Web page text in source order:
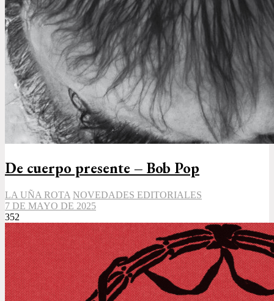
De cuerpo presente – Bob Pop
LA UÑA ROTA NOVEDADES EDITORIALES
7 DE MAYO DE 2025
352